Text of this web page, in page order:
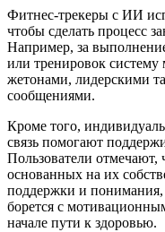
Фитнес-трекеры с ИИ
чтобы сделать процесс
Например, за
или тренировок
жетонами, лидерскими
сообщениями.
Кроме того,
связь помогают
Пользователи отмечают,
основанных на их
поддержки и понимания,
борется с
начале пути к здоровью.